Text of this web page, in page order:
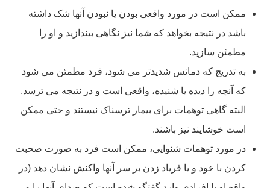
ممکن است در مورد واقعی بودن یا نبودن آنها شک داشته
باشد در نتیجه بخواهد که شما نیز نگاهی بیندازید و او را
مطمئن سازید.
به تدریج که دمانس شدیدتر می شود، فرد مطمئن می شود
که آنچه را دیده یا شنیده، واقعی است و در نتیجه می ترسد.
البته گاهی توهمات برای بیمار ترسناک نیستند و حتی ممکن
است خوشایند نیز باشند.
در مورد توهمات شنوایی، ممکن است فرد به صورت صحبت
کردن با خود و یا فریاد زدن بر سر آنها واکنش نشان دهد (در